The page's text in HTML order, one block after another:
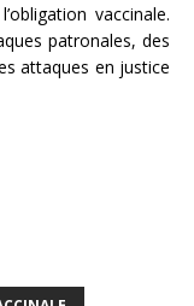
vaccinale.
patronales, des
attaques en justice